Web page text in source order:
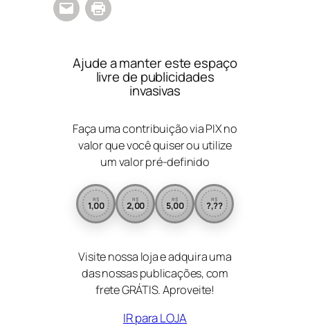
Ajude a manter este espaço
livre de publicidades
invasivas
Faça uma contribuição via PIX no
valor que você quiser ou utilize
um valor pré-definido
R$
1,00
R$
2,00
R$
5,00
R$
?,??
Visite nossa loja e adquira uma
das nossas publicações, com
frete GRÁTIS. Aproveite!
IR para LOJA